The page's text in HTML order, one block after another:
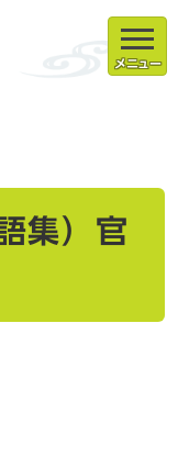
メニュー
集）官